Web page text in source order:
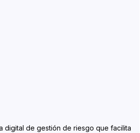
digital de gestión de riesgo que facilita